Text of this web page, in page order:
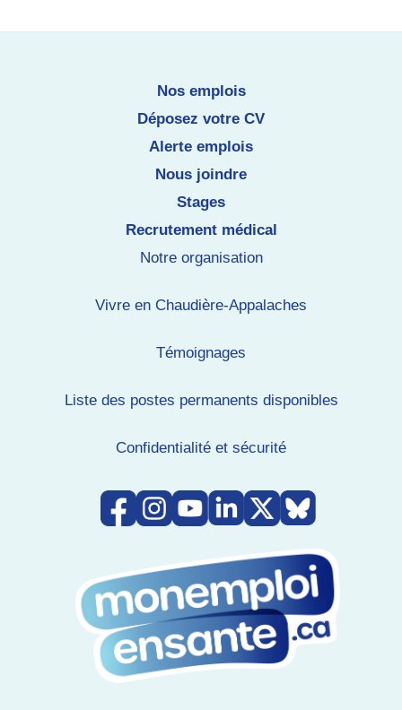
k ai c
b
o
o
k
Nos emplois
Déposez votre CV
Alerte emplois
Nous joindre
Stages
Recrutement médical
Notre organisation
Vivre en Chaudière-Appalaches
Témoignages
Liste des postes permanents disponibles
Confidentialité et sécurité